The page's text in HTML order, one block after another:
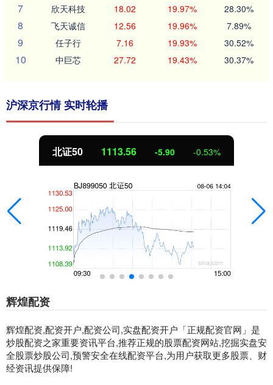
7 欣天科技 18.02 19.97% 28.30%
8 飞天诚信 12.56 19.96% 7.89%
9 任子行 7.16 19.93% 30.52%
10 中巨芯 27.72 19.43% 30.37%
沪深京行情 实时轮播
北证50 1113.56 -5.90 -0.53%
辉煌配资
辉煌配资,配资开户,配资公司,实盘配资开户「正规配资官网」是
炒股配资之家重要资讯平台,推荐正规的股票配资网站,挖掘实盘安
全股票炒股公司,预警安全在线配资平台,为用户获取更多股票、财
经资讯提供保障!